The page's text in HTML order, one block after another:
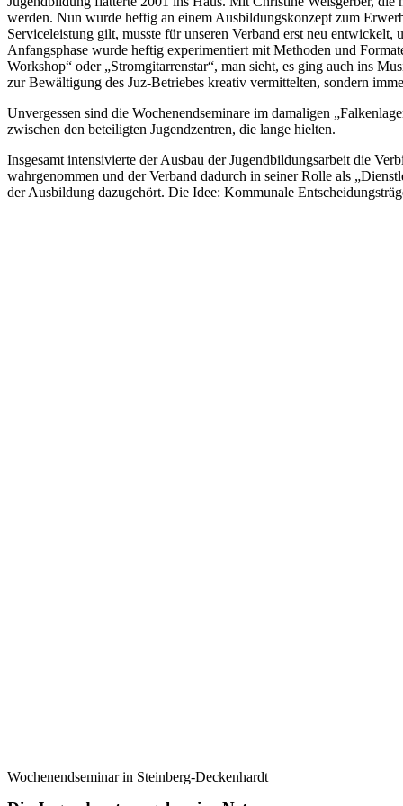
werden. Nun wurde heftig an einem Ausbildungskonzept zum
Serviceleistung gilt, musste für unseren Verband erst neu
Anfangsphase wurde heftig experimentiert mit Methoden und
Workshop“ oder „Stromgitarrenstar“, man sieht, es ging auch ins
zur Bewältigung des Juz-Betriebes kreativ vermittelten, sondern
Unvergessen sind die Wochenendseminare im damaligen
zwischen den beteiligten Jugendzentren, die lange hielten.
Insgesamt intensivierte der Ausbau der Jugendbildungsarbeit die
wahrgenommen und der Verband dadurch in seiner Rolle als
der Ausbildung dazugehört. Die Idee: Kommunale
Wochenendseminar in Steinberg-Deckenhardt